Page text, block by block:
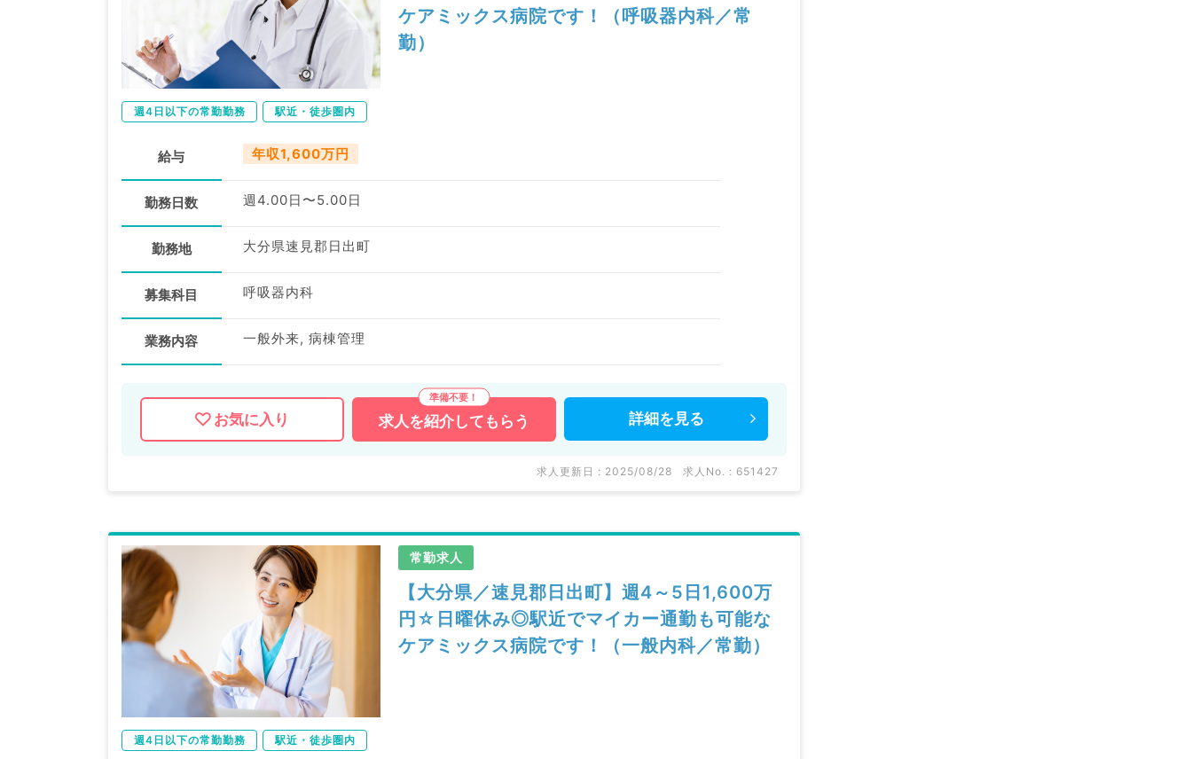
ケアミックス病院です！（呼吸器内科／常
勤）
週4日以下の常勤勤務 駅近・徒歩圏内
給与 年収1,600万円
勤務日数 週4.00日〜5.00日
勤務地 大分県速見郡日出町
募集科目 呼吸器内科
業務内容 一般外来, 病棟管理
お気に入り 求人を紹介してもらう 詳細を 見る
求人更新日 : 2025/08/28 求人No. : 651427
常勤求人
【大分県／速見郡日出町】週4～5日1,600万
円☆日曜休み◎駅近でマイカー通勤も可能な
ケアミックス病院です！（一般内科／常勤）
週4日以下の常勤勤務 駅近・徒歩圏内